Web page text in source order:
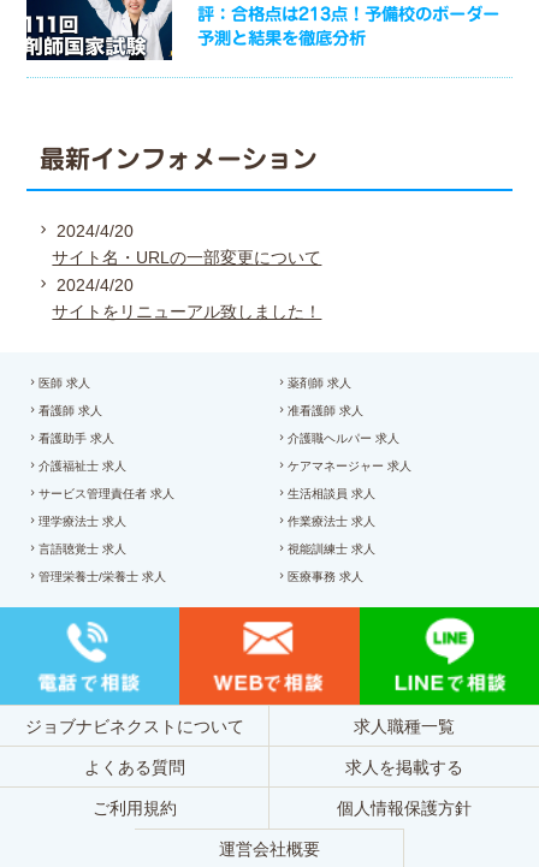
評：合格点は213点！予備校のボーダー
予測と結果を徹底分析
最新インフォメーション
2024/4/20
サイト名・URLの一部変更について
2024/4/20
サイトをリニューアル致しました！
医師 求人 薬剤師 求人
看護師 求人 准看護師 求人
看護助手 求人 介護職ヘルパー 求人
介護福祉士 求人 ケアマネージャー 求人
サービス管理責任者 求人 生活相談員 求人
理学療法士 求人 作業療法士 求人
言語聴覚士 求人 視能訓練士 求人
管理栄養士/栄養士 求人 医療事務 求人
ジョブナビネクストについて 求人職種一覧
よくある質問 求人を掲載する
ご利用規約 個人情報保護方針
運営会社概要